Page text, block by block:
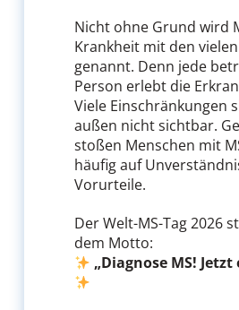
Nicht ohne Grund wird
Krankheit mit den
genannt. Denn jede
Person erlebt die
Viele Einschränkungen
außen nicht sichtbar.
stoßen Menschen mit
häufig auf
Vorurteile.
Der Welt-MS-Tag 2026
dem Motto:
„Diagnose MS!